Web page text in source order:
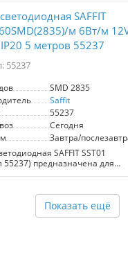
для оптимального
она гарантирует
и долговечность. Лента
к сгибам и допускает
ошибки при монтаже,
установку простой и
обеспечивает надежное
а свет теплого белого цвета
уютную атмосферу.
делает ленту пригодной
в помещениях с
влажностью. Продается
кратно 50.
SAFFIT
м 6Вт/м
5 метров 55237
55237
SMD 2835
Saffit
55237
Сегодня
Завтра/
SAFFIT SST01
55237) предназначена для
и акцентного освещения.
мощностью 6 Вт/м и
12 В. Цветовая
3000K обеспечивает
двойной медный
лучшего теплоотведения,
Показать ещё